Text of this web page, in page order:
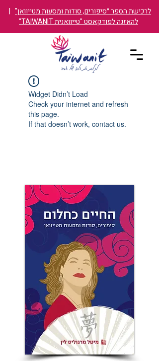
לרכישת הספר ״סיפורים, סודות ומסעות מטייוואן" |
להאזנה לפודקאסט "טייוואנית TAIWANIT"
Widget Didn’t Load
Check your internet and refresh
this page.
If that doesn’t work, contact us.